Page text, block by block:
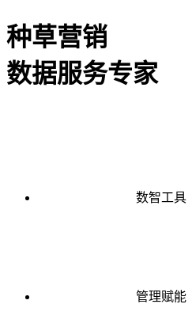
种草营销
数据服务专家
数智工具
管理赋能